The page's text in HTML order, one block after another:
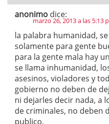
anonimo dice:
marzo 26, 2013 a las 5:13
la palabra humanidad,
solamente para gente
para la gente mala hay
se llama inhumanidad,
asesinos, violadores y
gobierno no deben de
ni dejarles decir nada, a
de criminales, no deben
publico,